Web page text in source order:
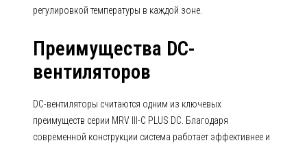
регулировкой температуры в каждой зоне.
Преимущества DC-
вентиляторов
DC-вентиляторы считаются одним из ключевых
преимуществ серии MRV III-C PLUS DC. Благодаря
современной конструкции система работает эффективнее и